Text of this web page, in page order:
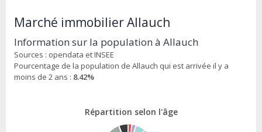
Marché immobilier Allauch
Information sur la population à Allauch
Sources : opendata et INSEE
Pourcentage de la population de Allauch qui est arrivée il y a
moins de 2 ans : 8.42%
Répartition selon l'âge